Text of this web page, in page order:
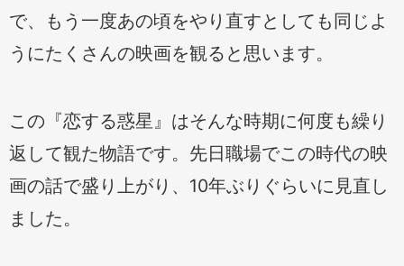
で、もう一度あの頃をやり直すとしても同じよ
うにたくさんの映画を観ると思います。
この『恋する惑星』はそんな時期に何度も繰り
返して観た物語です。先日職場でこの時代の映
画の話で盛り上がり、10年ぶりぐらいに見直し
ました。